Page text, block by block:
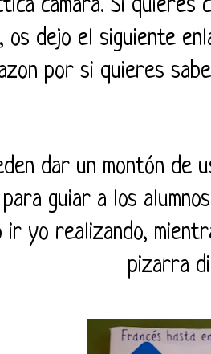
cámara. Si quieres
os dejo el siguiente
por si quieres
dar un montón de
guiar a los
ir yo realizando,
pizarra